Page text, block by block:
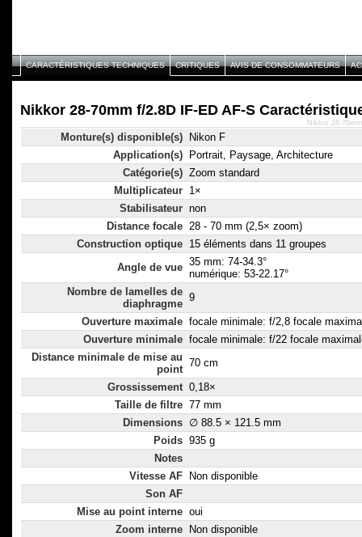
CARACTÉRISTIQUES TECHNIQUES CRITIQUES AVIS DE CONSOMMATEURS
Nikkor 28-70mm f/2.8D IF-ED AF-S
Monture(s) disponible(s)
Nikon F
Application(s)
Portrait, Paysage, Architecture
Catégorie(s) Zoom standard
Multiplicateur 1×
Stabilisateur non
Distance focale 28 - 70 mm (2,5× zoom)
Construction optique 15 éléments dans 11 groupes
Angle de vue 35 mm: 74-34.3°
numérique: 53-22.17°
Nombre de lamelles de
diaphragme
9
Ouverture maximale focale minimale: f/2,8 focale
Ouverture minimale focale minimale: f/22 focale
Distance minimale de mise au
point
70 cm
Grossissement 0,18×
Taille de filtre 77 mm
Dimensions ∅ 88.5 × 121.5 mm
Poids 935 g
Notes
Vitesse AF
Non disponible
Son AF
Mise au point interne oui
Zoom interne
Non disponible
Nikkor 28-